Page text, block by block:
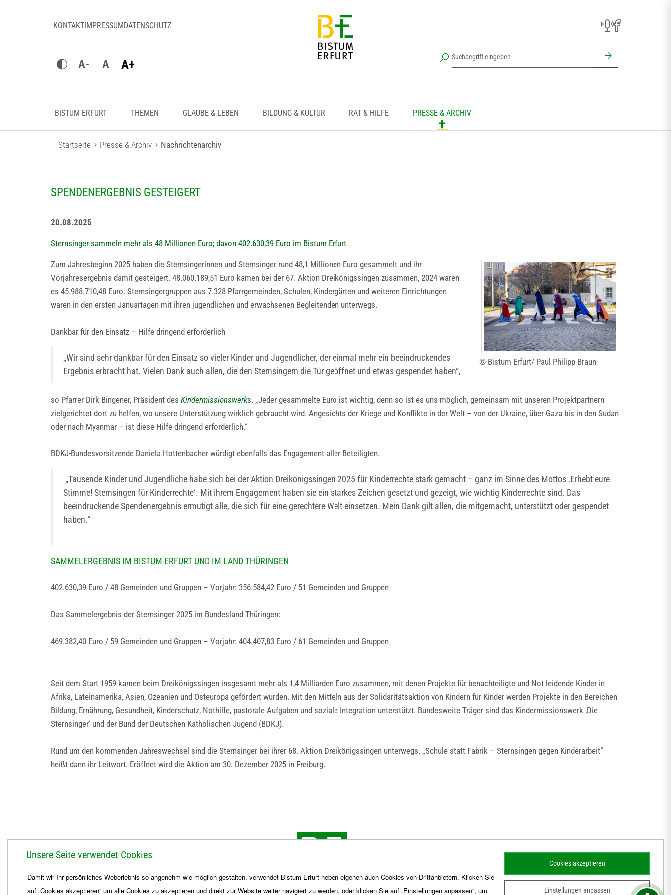
KONTAKTIMPRESSUMDATENSCHUTZ
A- A A+
BISTUM ERFURT THEMEN GLAUBE & LEBEN BILDUNG & KULTUR RAT & HILFE PRESSE & ARCHIV
Startseite Presse & Archiv Nachrichtenarchiv
SPENDENERGEBNIS GESTEIGERT
20.08.2025
Sternsinger sammeln mehr als 48 Millionen Euro; davon 402.630,39 Euro im Bistum Erfurt
© Bistum Erfurt/ Paul Philipp Braun
Zum Jahresbeginn 2025 haben die Sternsingerinnen und Sternsinger rund 48,1 Millionen Euro gesammelt und ihr
Vorjahresergebnis damit gesteigert. 48.060.189,51 Euro kamen bei der 67. Aktion Dreikönigssingen zusammen, 2024 waren
es 45.988.710,48 Euro. Sternsingergruppen aus 7.328 Pfarrgemeinden, Schulen, Kindergärten und weiteren Einrichtungen
waren in den ersten Januartagen mit ihren jugendlichen und erwachsenen Begleitenden unterwegs.
Dankbar für den Einsatz – Hilfe dringend erforderlich
„Wir sind sehr dankbar für den Einsatz so vieler Kinder und Jugendlicher, der einmal mehr ein beeindruckendes
Ergebnis erbracht hat. Vielen Dank auch allen, die den Sternsingern die Tür geöffnet und etwas gespendet haben“,
so Pfarrer Dirk Bingener, Präsident des Kindermissionswerks. „Jeder gesammelte Euro ist wichtig, denn so ist es uns möglich, gemeinsam mit unseren Projektpartnern
zielgerichtet dort zu helfen, wo unsere Unterstützung wirklich gebraucht wird. Angesichts der Kriege und Konflikte in der Welt – von der Ukraine, über Gaza bis in den Sudan
oder nach Myanmar – ist diese Hilfe dringend erforderlich.“
BDKJ-Bundesvorsitzende Daniela Hottenbacher würdigt ebenfalls das Engagement aller Beteiligten.
„Tausende Kinder und Jugendliche habe sich bei der Aktion Dreikönigssingen 2025 für Kinderrechte stark gemacht – ganz im Sinne des Mottos ‚Erhebt eure
Stimme! Sternsingen für Kinderrechte‘. Mit ihrem Engagement haben sie ein starkes Zeichen gesetzt und gezeigt, wie wichtig Kinderrechte sind. Das
beeindruckende Spendenergebnis ermutigt alle, die sich für eine gerechtere Welt einsetzen. Mein Dank gilt allen, die mitgemacht, unterstützt oder gespendet
haben.“
SAMMELERGEBNIS IM BISTUM ERFURT UND IM LAND THÜRINGEN
402.630,39 Euro / 48 Gemeinden und Gruppen – Vorjahr: 356.584,42 Euro / 51 Gemeinden und Gruppen
Das Sammelergebnis der Sternsinger 2025 im Bundesland Thüringen:
469.382,40 Euro / 59 Gemeinden und Gruppen – Vorjahr: 404.407,83 Euro / 61 Gemeinden und Gruppen
Seit dem Start 1959 kamen beim Dreikönigssingen insgesamt mehr als 1,4 Milliarden Euro zusammen, mit denen Projekte für benachteiligte und Not leidende Kinder in
Afrika, Lateinamerika, Asien, Ozeanien und Osteuropa gefördert wurden. Mit den Mitteln aus der Solidaritätsaktion von Kindern für Kinder werden Projekte in den Bereichen
Bildung, Ernährung, Gesundheit, Kinderschutz, Nothilfe, pastorale Aufgaben und soziale Integration unterstützt. Bundesweite Träger sind das Kindermissionswerk ‚Die
Sternsinger‘ und der Bund der Deutschen Katholischen Jugend (BDKJ).
Rund um den kommenden Jahreswechsel sind die Sternsinger bei ihrer 68. Aktion Dreikönigssingen unterwegs. „Schule statt Fabrik – Sternsingen gegen Kinderarbeit“
heißt dann ihr Leitwort. Eröffnet wird die Aktion am 30. Dezember 2025 in Freiburg.
BISTUM ERFURT
Bischöfliches Ordinariat
Herrmannsplatz 9, 99084 Erfurt
Unsere Seite verwendet Cookies
Damit wir Ihr persönliches Weberlebnis so angenehm wie möglich gestalten, verwendet Bistum Erfurt neben eigenen auch Cookies von Drittanbietern. Klicken Sie
auf „Cookies akzeptieren“ um alle Cookies zu akzeptieren und direkt zur Website weiter navigiert zu werden, oder klicken Sie auf „Einstellungen anpassen“, um
Einstellungen anpassen
Cookies akzeptieren